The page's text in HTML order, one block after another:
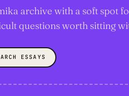
archive with a soft spot
questions worth sitting
ESSAYS